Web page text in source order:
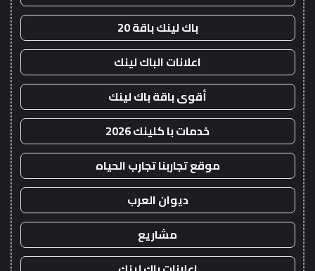
باك لينك باقة 20
اعلانات الباك لينك
أقوى باقة باك لينك
خدمات با كلينك 2026
موقع تجاربنا تجارب الحياه
ديوان العرب
مشاريع